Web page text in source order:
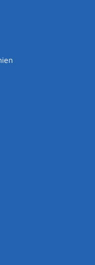
Ausbildung als
Gesundheits-
und
und
und
staatlich
soweit die
für
Menschen erbracht
Jahre mindestens
Ausübung eines der